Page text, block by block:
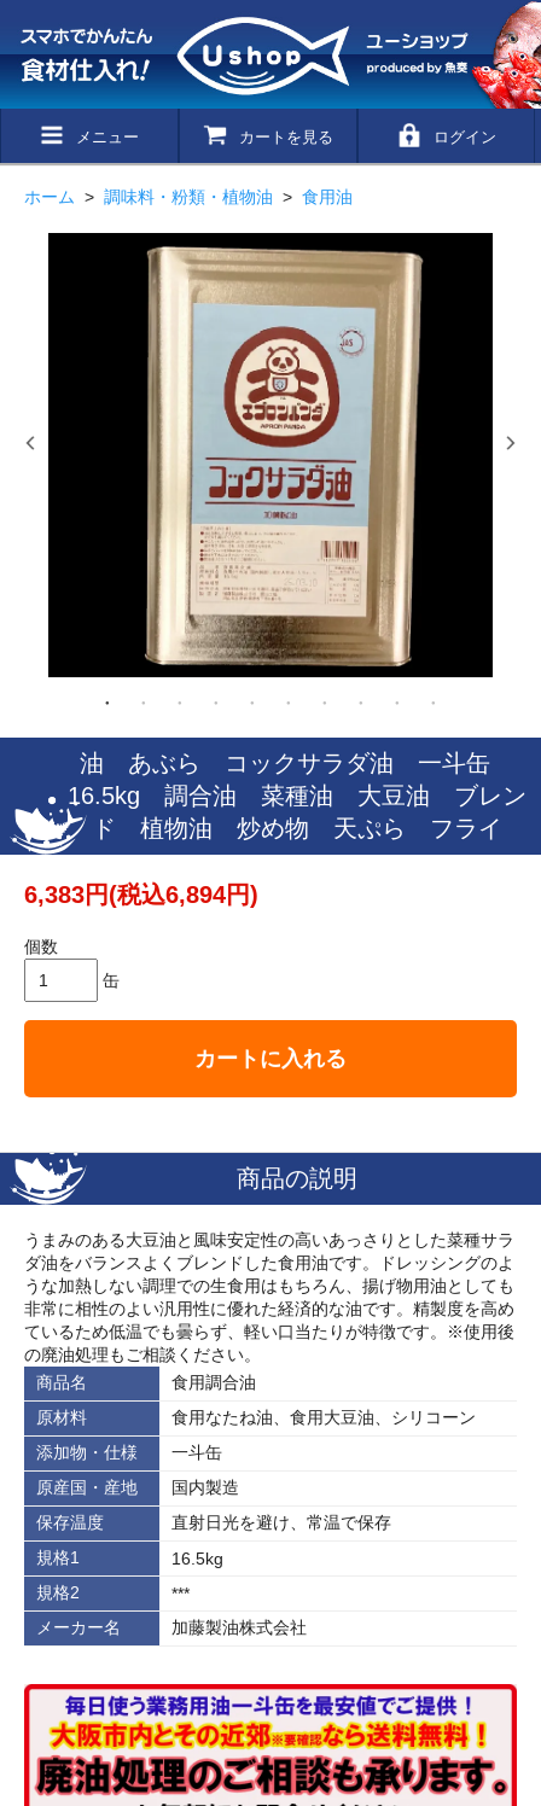
メニュー カートを見る ログイン
ホーム > 調味料・粉類・植物油 > 食用油
油 あぶら コックサラダ油 一斗缶
16.5kg 調合油 菜種油 大豆油 ブレン
ド 植物油 炒め物 天ぷら フライ
6,383円(税込6,894円)
個数
缶
カートに入れる
商品の説明
うまみのある大豆油と風味安定性の高いあっさりとした菜種サラ
ダ油をバランスよくブレンドした食用油です。ドレッシングのよ
うな加熱しない調理での生食用はもちろん、揚げ物用油としても
非常に相性のよい汎用性に優れた経済的な油です。精製度を高め
ているため低温でも曇らず、軽い口当たりが特徴です。※使用後
の廃油処理もご相談ください。
商品名
食用調合油
原材料
食用なたね油、食用大豆油、シリコーン
添加物・仕様
一斗缶
原産国・産地
国内製造
保存温度
直射日光を避け、常温で保存
規格1
16.5kg
規格2
***
メーカー名
加藤製油株式会社